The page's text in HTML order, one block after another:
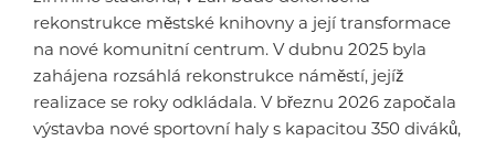
rekonstrukce městské knihovny a její transformace
na nové komunitní centrum. V dubnu 2025 byla
zahájena rozsáhlá rekonstrukce náměstí, jejíž
realizace se roky odkládala. V březnu 2026 započala
výstavba nové sportovní haly s kapacitou 350 diváků,